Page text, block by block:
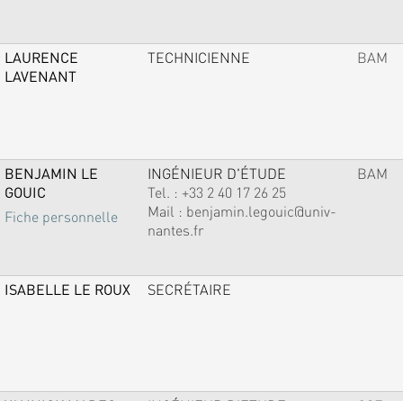
LAURENCE
LAVENANT
TECHNICIENNE BAM
BENJAMIN LE
GOUIC
Fiche personnelle
INGÉNIEUR D'ÉTUDE
Tel. : +33 2 40 17 26 25
Mail : benjamin.legouic@univ-
nantes.fr
BAM
ISABELLE LE ROUX SECRÉTAIRE